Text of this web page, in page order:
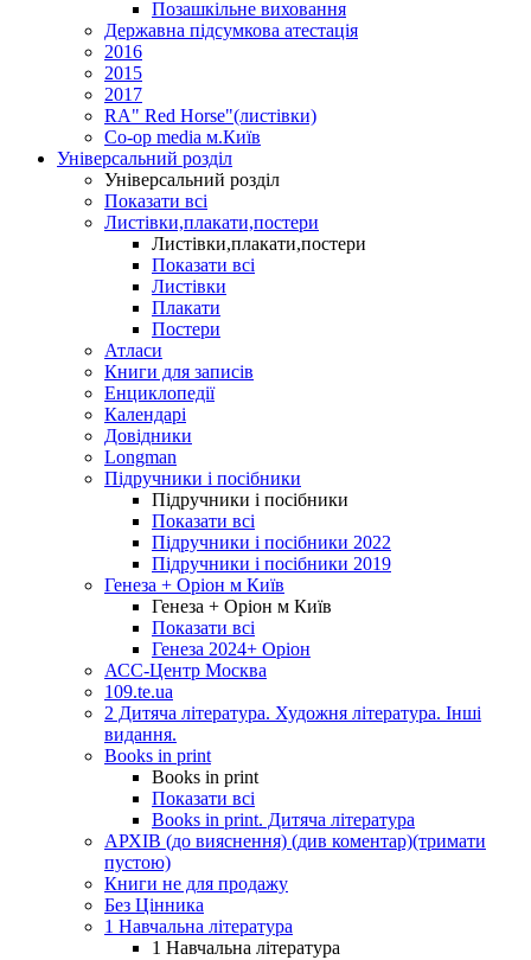
Позашкільне виховання
Державна підсумкова атестація
2016
2015
2017
RA" Red Horse"(листівки)
Co-op media м.Київ
Універсальний розділ
Універсальний розділ
Показати всі
Листівки,плакати,постери
Листівки,плакати,постери
Показати всі
Листівки
Плакати
Постери
Атласи
Книги для записів
Енциклопедії
Календарі
Довідники
Longman
Підручники і посібники
Підручники і посібники
Показати всі
Підручники і посібники 2022
Підручники і посібники 2019
Генеза + Оріон м Київ
Генеза + Оріон м Київ
Показати всі
Генеза 2024+ Оріон
АСС-Центр Москва
109.te.ua
2 Дитяча література. Художня література. Інші
видання.
Books in print
Books in print
Показати всі
Books in print. Дитяча література
АРХІВ (до вияснення) (див коментар)(тримати
пустою)
Книги не для продажу
Без Цінника
1 Навчальна література
1 Навчальна література